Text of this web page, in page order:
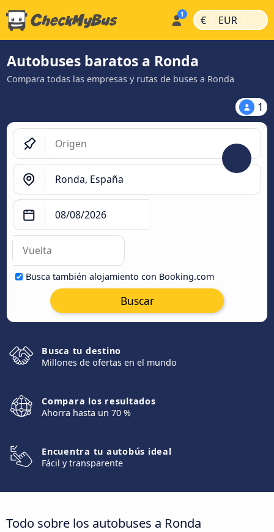
€ | EUR |
Autobuses baratos a Ronda
Compara todas las empresas y rutas de buses a Ronda
1
Busca también alojamiento con Booking.com
Buscar
Busca tu destino
Millones de ofertas en el mundo
Compara los resultados
Ahorra hasta un 70 %
Encuentra tu autobús ideal
Fácil y transparente
Todo sobre los autobuses a Ronda